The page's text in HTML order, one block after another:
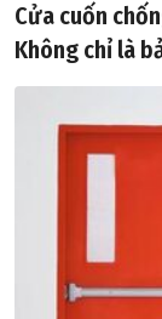
Cửa cuốn
Không chỉ là